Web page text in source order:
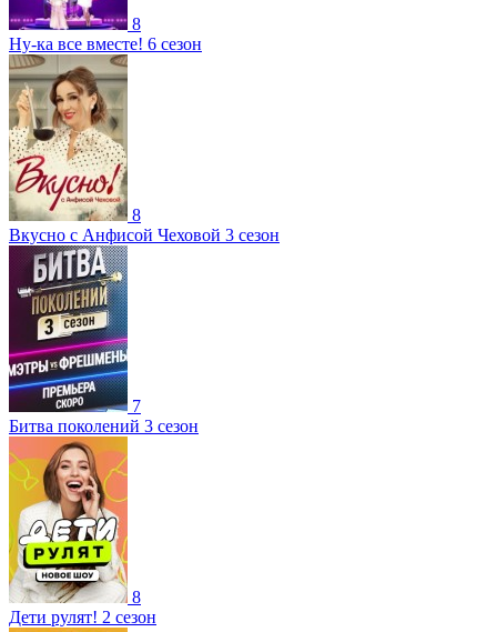
8
Ну-ка все вместе! 6 сезон
8
Вкусно с Анфисой Чеховой 3 сезон
7
Битва поколений 3 сезон
8
Дети рулят! 2 сезон